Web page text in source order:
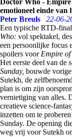
Doctor Who -
emotioneel einde van
Peter Breuls
22-06-
Een typische RTD-
Who: vol spektakel,
een persoonlijke focus
spoilers voor Empire
Het eerste deel van de
Sunday, bouwde
Sutekh, de
plan is om zijn
vernietiging van alles.
creatieve science-
inzetten om te
Sunday. De opening
weg vrij voor Sutekh